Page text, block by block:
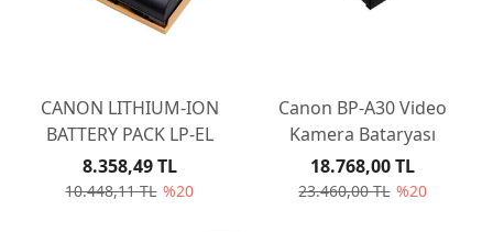
CANON LITHIUM-ION
BATTERY PACK LP-EL
10.448,11 TL %20
8.358,49 TL
Canon BP-A30 Video
Kamera Bataryası
23.460,00 TL %20
18.768,00 TL